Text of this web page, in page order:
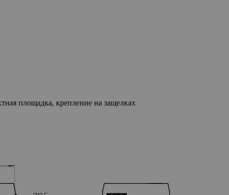
площадка, крепление на защелках